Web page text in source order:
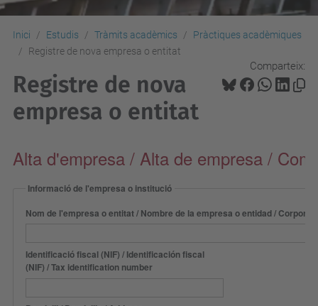
Inici Estudis Tràmits acadèmics
Pràctiques acadèmiques
Registre de nova empresa o entitat
Comparteix:
Registre de nova
empresa o entitat